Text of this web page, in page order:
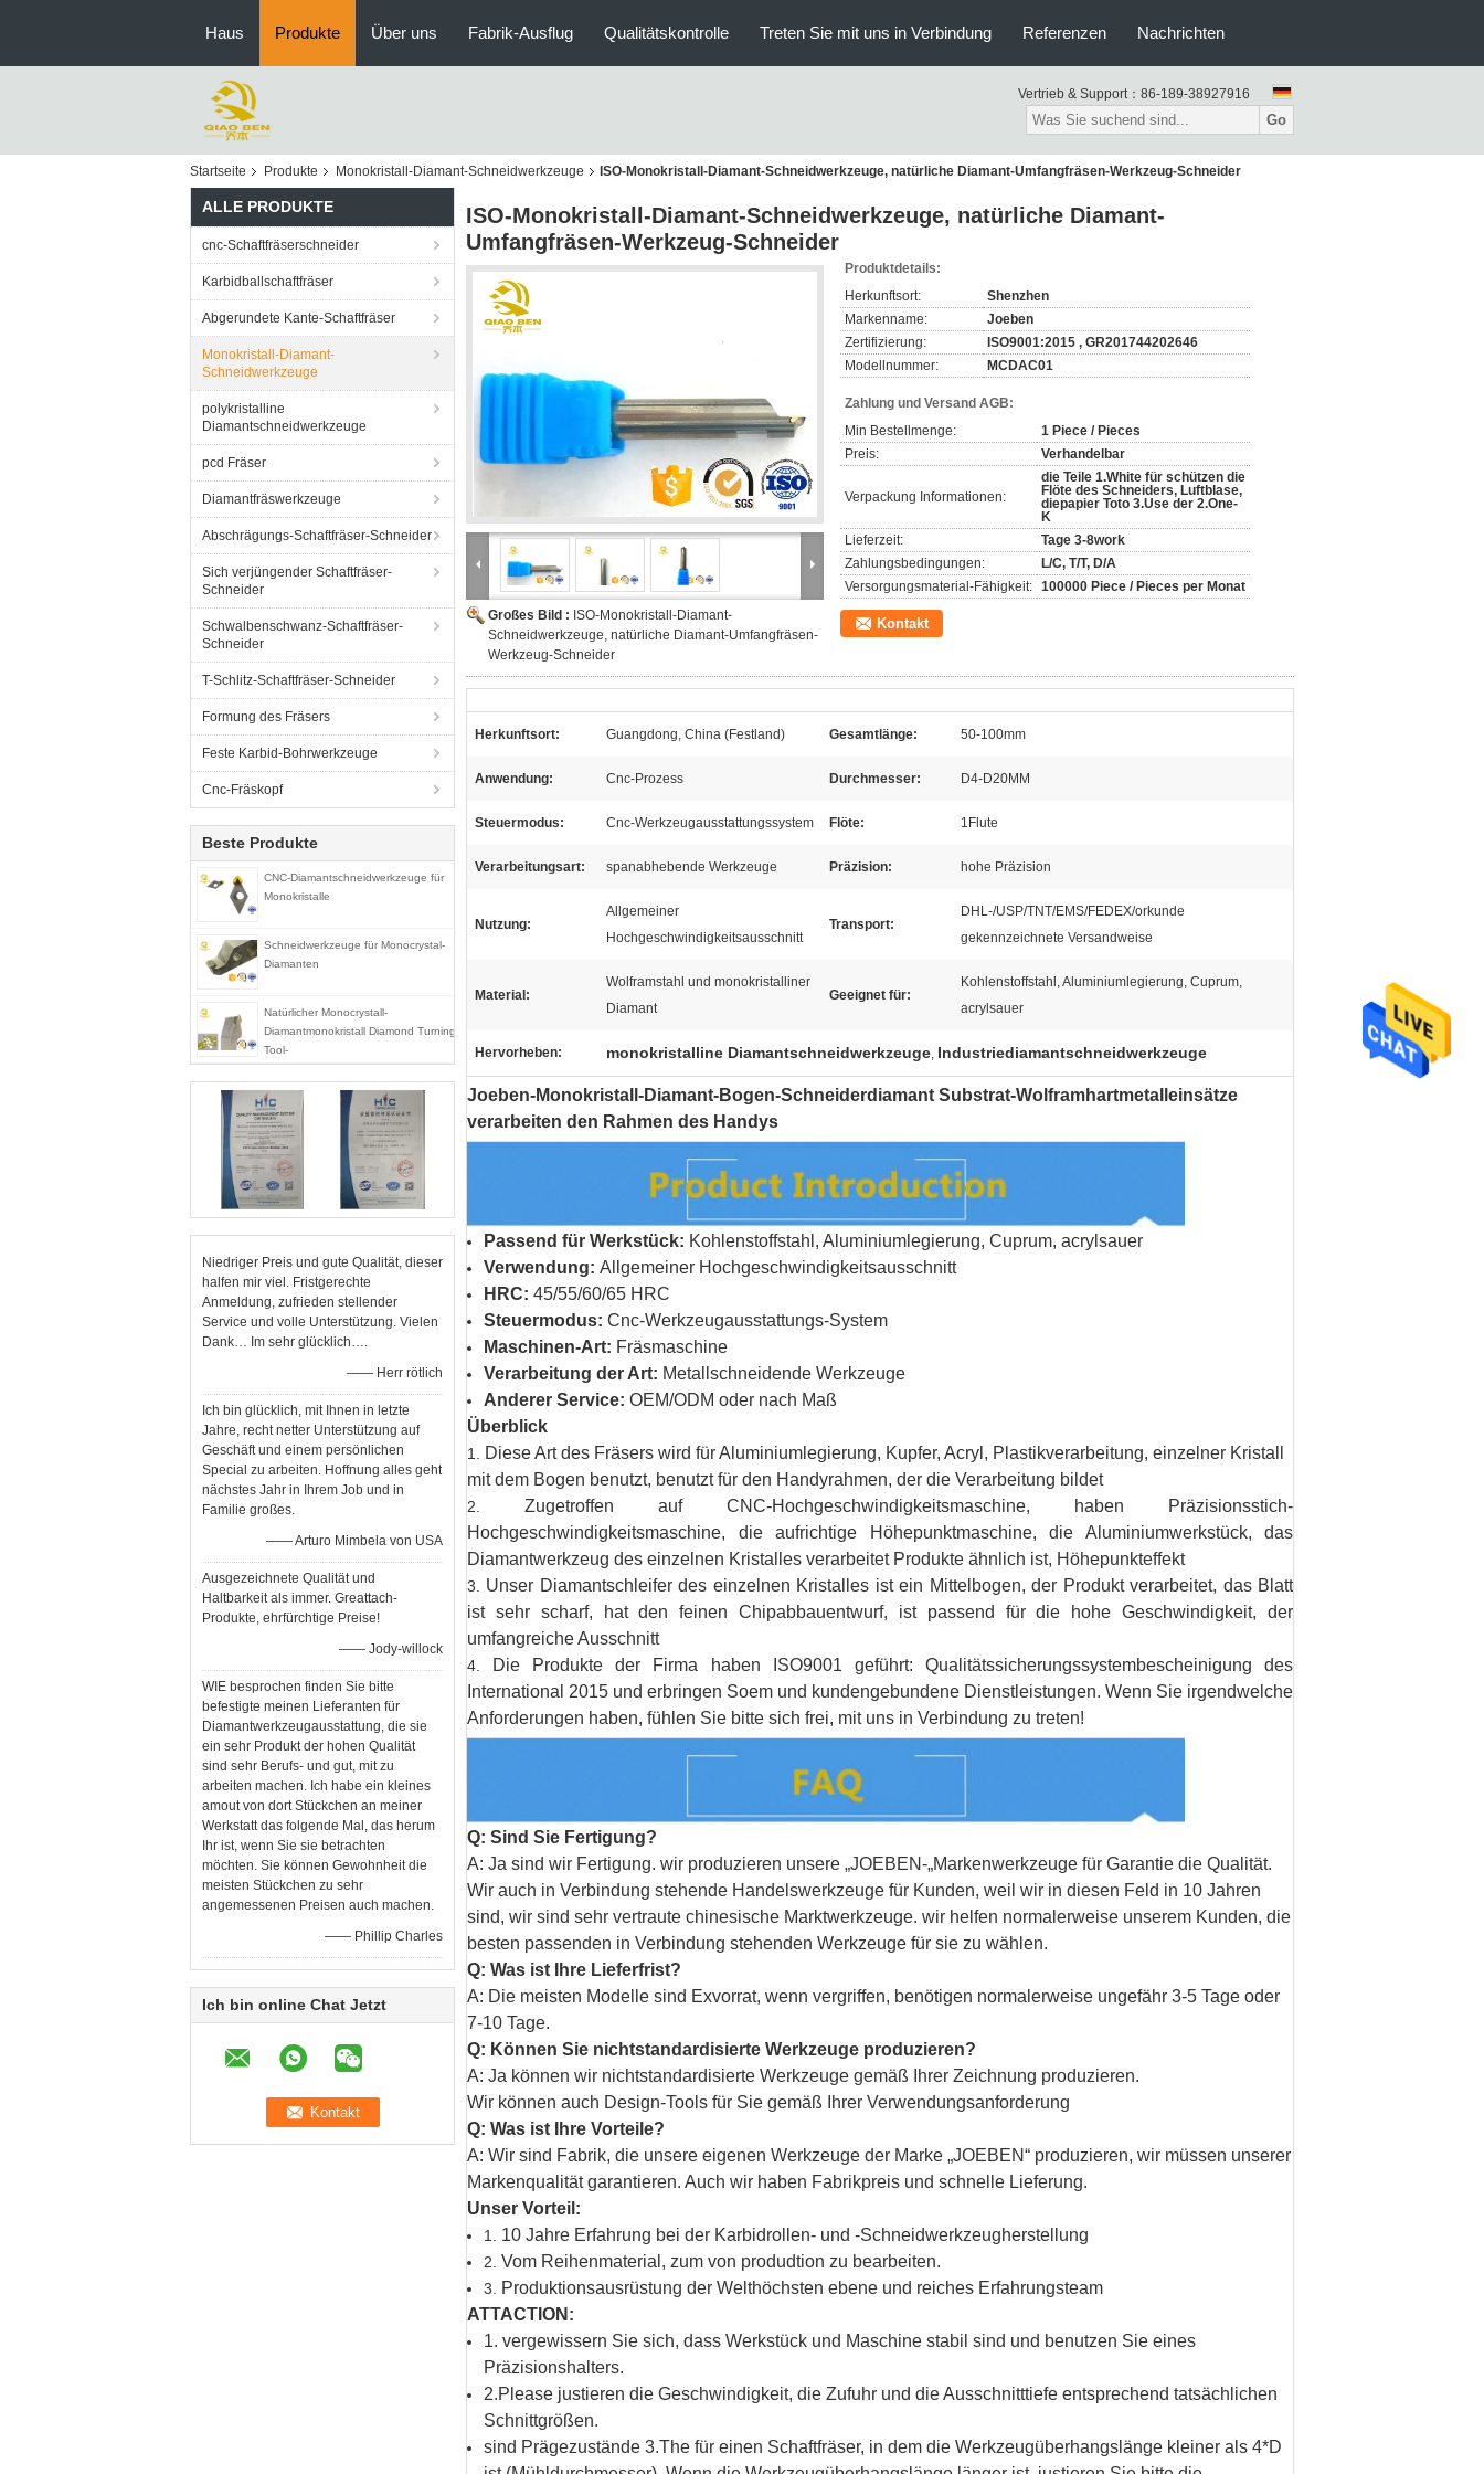
Haus Produkte Über uns Fabrik-Ausflug Qualitätskontrolle Treten Sie mit uns in Verbindung Referenzen Nachrichten
Vertrieb & Support： 86-189-38927916
Go
Startseite Produkte Monokristall-Diamant-Schneidwerkzeuge ISO-Monokristall-Diamant-Schneidwerkzeuge, natürliche Diamant-Umfangfräsen-Werkzeug-Schneider
ALLE PRODUKTE
cnc-Schaftfräserschneider
Karbidballschaftfräser
Abgerundete Kante-Schaftfräser
Monokristall-Diamant-
Schneidwerkzeuge
polykristalline
Diamantschneidwerkzeuge
pcd Fräser
Diamantfräswerkzeuge
Abschrägungs-Schaftfräser-Schneider
Sich verjüngender Schaftfräser-
Schneider
Schwalbenschwanz-Schaftfräser-
Schneider
T-Schlitz-Schaftfräser-Schneider
Formung des Fräsers
Feste Karbid-Bohrwerkzeuge
Cnc-Fräskopf
Beste Produkte
CNC-Diamantschneidwerkzeuge für
Monokristalle
Schneidwerkzeuge für Monocrystal-
Diamanten
Natürlicher Monocrystall-
Diamantmonokristall Diamond Turning
Tool-
Prägewerkzeugmaschinenhöhepunkte
Niedriger Preis und gute Qualität, dieser
halfen mir viel. Fristgerechte
Anmeldung, zufrieden stellender
Service und volle Unterstützung. Vielen
Dank… Im sehr glücklich….
—— Herr rötlich
Ich bin glücklich, mit Ihnen in letzte
Jahre, recht netter Unterstützung auf
Geschäft und einem persönlichen
Special zu arbeiten. Hoffnung alles geht
nächstes Jahr in Ihrem Job und in
Familie großes.
—— Arturo Mimbela von USA
Ausgezeichnete Qualität und
Haltbarkeit als immer. Greattach-
Produkte, ehrfürchtige Preise!
—— Jody-willock
WIE besprochen finden Sie bitte
befestigte meinen Lieferanten für
Diamantwerkzeugausstattung, die sie
ein sehr Produkt der hohen Qualität
sind sehr Berufs- und gut, mit zu
arbeiten machen. Ich habe ein kleines
amout von dort Stückchen an meiner
Werkstatt das folgende Mal, das herum
Ihr ist, wenn Sie sie betrachten
möchten. Sie können Gewohnheit die
meisten Stückchen zu sehr
angemessenen Preisen auch machen.
—— Phillip Charles
Ich bin online Chat Jetzt
ISO-Monokristall-Diamant-Schneidwerkzeuge, natürliche Diamant-
Umfangfräsen-Werkzeug-Schneider
Großes Bild : ISO-Monokristall-Diamant-
Schneidwerkzeuge, natürliche Diamant-Umfangfräsen-
Werkzeug-Schneider
Produktdetails:
Herkunftsort:
Shenzhen
Markenname:
Joeben
Zertifizierung:
ISO9001:2015 , GR201744202646
Modellnummer:
MCDAC01
Zahlung und Versand AGB:
Min Bestellmenge:
1 Piece / Pieces
Preis:
Verhandelbar
Verpackung Informationen:
die Teile 1.White für schützen die
Flöte des Schneiders, Luftblase,
diepapier Toto 3.Use der 2.One-
K
Lieferzeit:
Tage 3-8work
Zahlungsbedingungen:
L/C, T/T, D/A
Versorgungsmaterial-Fähigkeit: 100000 Piece / Pieces per Monat
Kontakt
Herkunftsort: Guangdong, China (Festland) Gesamtlänge: 50-100mm
Anwendung: Cnc-Prozess Durchmesser: D4-D20MM
Steuermodus: Cnc-Werkzeugausstattungssystem Flöte: 1Flute
Verarbeitungsart: spanabhebende Werkzeuge Präzision: hohe Präzision
Nutzung:
Allgemeiner
Hochgeschwindigkeitsausschnitt
Transport:
DHL-/USP/TNT/EMS/FEDEX/orkunde
gekennzeichnete Versandweise
Material:
Wolframstahl und monokristalliner
Diamant
Geeignet für:
Kohlenstoffstahl, Aluminiumlegierung, Cuprum,
acrylsauer
Hervorheben: monokristalline Diamantschneidwerkzeuge, Industriediamantschneidwerkzeuge
Joeben-Monokristall-Diamant-Bogen-Schneiderdiamant Substrat-Wolframhartmetalleinsätze
verarbeiten den Rahmen des Handys
Passend für Werkstück: Kohlenstoffstahl, Aluminiumlegierung, Cuprum, acrylsauer
Verwendung: Allgemeiner Hochgeschwindigkeitsausschnitt
HRC: 45/55/60/65 HRC
Steuermodus: Cnc-Werkzeugausstattungs-System
Maschinen-Art: Fräsmaschine
Verarbeitung der Art: Metallschneidende Werkzeuge
Anderer Service: OEM/ODM oder nach Maß
Überblick
1.
Diese Art des Fräsers wird für Aluminiumlegierung, Kupfer, Acryl, Plastikverarbeitung, einzelner Kristall
mit dem Bogen benutzt, benutzt für den Handyrahmen, der die Verarbeitung bildet
2. Zugetroffen auf CNC-Hochgeschwindigkeitsmaschine, haben Präzisionsstich-
Hochgeschwindigkeitsmaschine, die aufrichtige Höhepunktmaschine, die Aluminiumwerkstück, das
Diamantwerkzeug des einzelnen Kristalles verarbeitet Produkte ähnlich ist, Höhepunkteffekt
3. Unser Diamantschleifer des einzelnen Kristalles ist ein Mittelbogen, der Produkt verarbeitet, das Blatt
ist sehr scharf, hat den feinen Chipabbauentwurf, ist passend für die hohe Geschwindigkeit, der
umfangreiche Ausschnitt
4.
Die Produkte der Firma haben ISO9001 geführt: Qualitätssicherungssystembescheinigung des
International 2015 und erbringen Soem und kundengebundene Dienstleistungen. Wenn Sie irgendwelche
Anforderungen haben, fühlen Sie bitte sich frei, mit uns in Verbindung zu treten!
Q: Sind Sie Fertigung?
A: Ja sind wir Fertigung. wir produzieren unsere „JOEBEN-„Markenwerkzeuge für Garantie die Qualität.
Wir auch in Verbindung stehende Handelswerkzeuge für Kunden, weil wir in diesen Feld in 10 Jahren
sind, wir sind sehr vertraute chinesische Marktwerkzeuge. wir helfen normalerweise unserem Kunden, die
besten passenden in Verbindung stehenden Werkzeuge für sie zu wählen.
Q: Was ist Ihre Lieferfrist?
A: Die meisten Modelle sind Exvorrat, wenn vergriffen, benötigen normalerweise ungefähr 3-5 Tage oder
7-10 Tage.
Q: Können Sie nichtstandardisierte Werkzeuge produzieren?
A: Ja können wir nichtstandardisierte Werkzeuge gemäß Ihrer Zeichnung produzieren.
Wir können auch Design-Tools für Sie gemäß Ihrer Verwendungsanforderung
Q: Was ist Ihre Vorteile?
A: Wir sind Fabrik, die unsere eigenen Werkzeuge der Marke „JOEBEN“ produzieren, wir müssen unserer
Markenqualität garantieren. Auch wir haben Fabrikpreis und schnelle Lieferung.
Unser Vorteil:
1. 10 Jahre Erfahrung bei der Karbidrollen- und -Schneidwerkzeugherstellung
2. Vom Reihenmaterial, zum von produdtion zu bearbeiten.
3.
Produktionsausrüstung der Welthöchsten ebene und reiches Erfahrungsteam
ATTACTION:
1. vergewissern Sie sich, dass Werkstück und Maschine stabil sind und benutzen Sie eines
Präzisionshalters.
2.Please justieren die Geschwindigkeit, die Zufuhr und die Ausschnitttiefe entsprechend tatsächlichen
Schnittgrößen.
sind Prägezustände 3.The für einen Schaftfräser, in dem die Werkzeugüberhangslänge kleiner als 4*D